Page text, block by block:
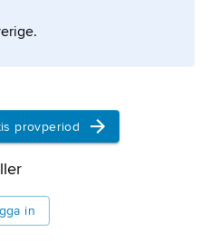
provperiod
in